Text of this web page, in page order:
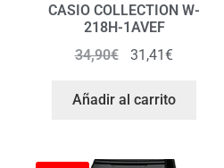
CASIO COLLECTION W-
218H-1AVEF
34,90€ 31,41€
Añadir al carrito